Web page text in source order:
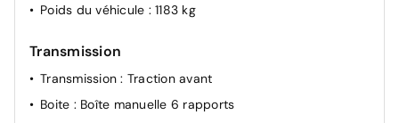
Poids du véhicule : 1183 kg
Transmission
Transmission: Traction avant
Boite : Boîte manuelle 6 rapports